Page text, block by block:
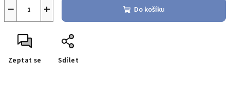
+
− Do košíku
Zeptat se Sdílet